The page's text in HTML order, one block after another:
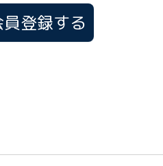
登録する